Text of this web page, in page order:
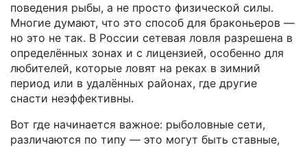
поведения рыбы, а не просто физической силы.
Многие думают, что это способ для браконьеров —
но это не так. В России сетевая ловля разрешена в
определённых зонах и с лицензией, особенно для
любителей, которые ловят на реках в зимний
период или в удалённых районах, где другие
снасти неэффективны.
Вот где начинается важное: рыболовные сети,
различаются по типу — это могут быть ставные,